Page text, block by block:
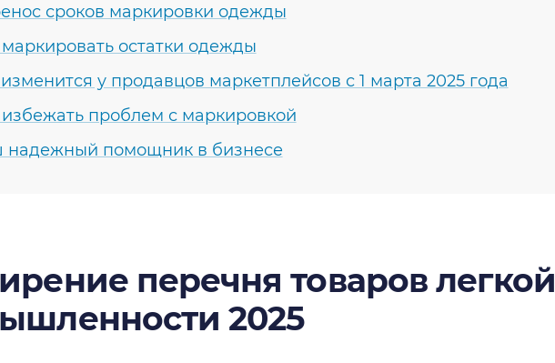
сроков маркировки одежды
остатки одежды
у продавцов маркетплейсов с 1 марта 2025 года
проблем с маркировкой
надежный помощник в бизнесе
перечня товаров легкой
2025